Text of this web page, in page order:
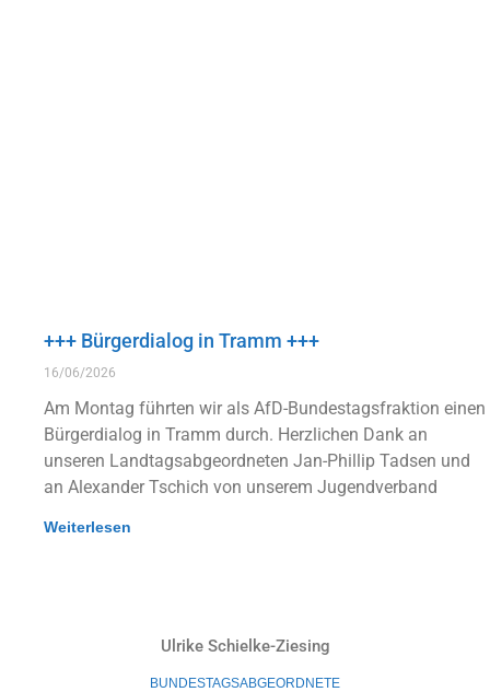
+++ Bürgerdialog in Tramm +++
16/06/2026
Am Montag führten wir als AfD-Bundestagsfraktion einen
Bürgerdialog in Tramm durch. Herzlichen Dank an
unseren Landtagsabgeordneten Jan-Phillip Tadsen und
an Alexander Tschich von unserem Jugendverband
Weiterlesen
Ulrike Schielke-Ziesing
BUNDESTAGSABGEORDNETE